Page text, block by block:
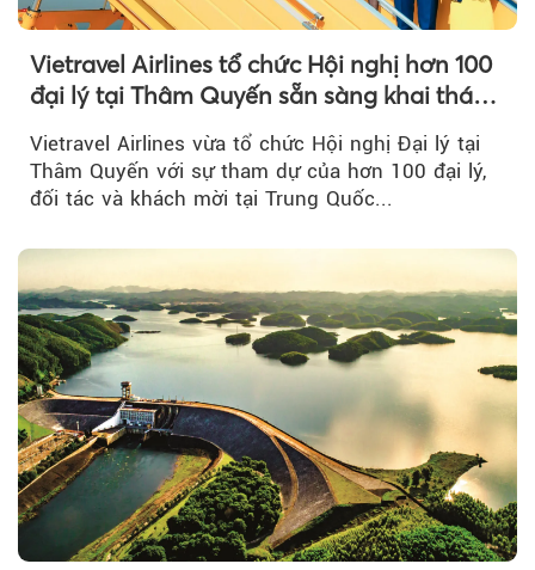
Vietravel Airlines tổ chức Hội nghị hơn 100
đại lý tại Thâm Quyến sẵn sàng khai thác
đường bay thẳng TP.HCM - Thâm Quyến
Vietravel Airlines vừa tổ chức Hội nghị Đại lý tại
Thâm Quyến với sự tham dự của hơn 100 đại lý,
đối tác và khách mời tại Trung Quốc...